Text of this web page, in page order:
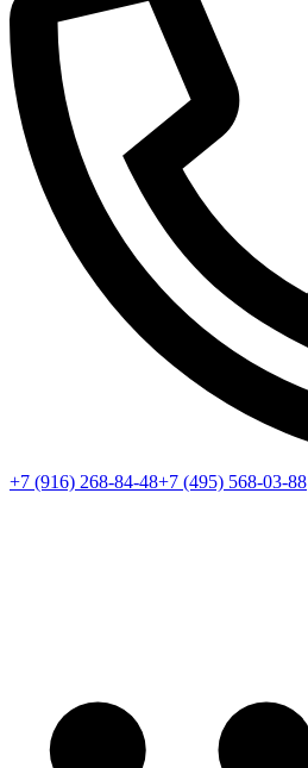
+7 (916) 268-84-48+7 (495) 568-03-88